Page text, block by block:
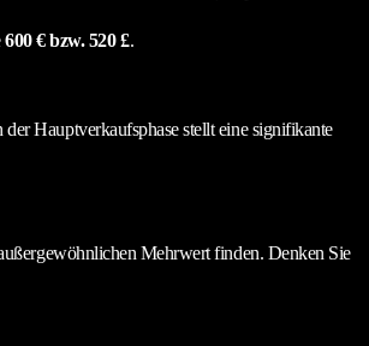
600 € bzw. 520 £.
Hauptverkaufsphase stellt eine signifikante
Mehrwert finden. Denken Sie